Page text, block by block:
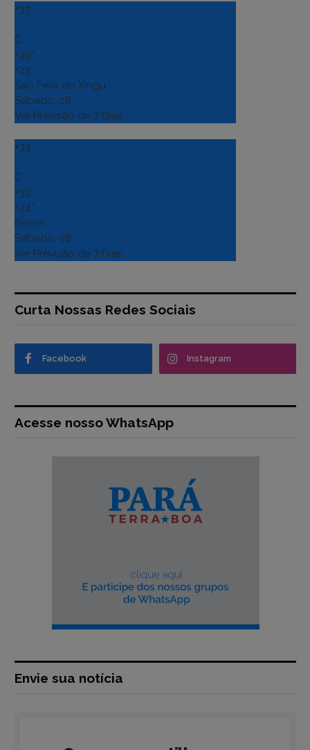
+37
°
C
+39°
+23°
Sao Felix do Xingu
Sábado, 08
Ver Previsão de 7 Dias
+33
°
C
+33°
+24°
Belém
Sábado, 08
Ver Previsão de 7 Dias
Curta Nossas Redes Sociais
Facebook Instagram
Acesse nosso WhatsApp
Envie sua notícia